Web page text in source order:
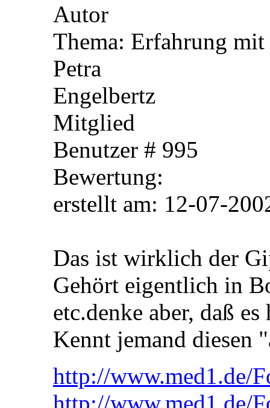
Autor
Thema: Erfahrung
Petra
Engelbertz
Mitglied
Benutzer # 995
Bewertung:
erstellt am: 12-07-
Das ist wirklich der
Gehört eigentlich in
etc.denke aber, daß
Kennt jemand diesen
http://www.med1.de/
http://www.med1.de/